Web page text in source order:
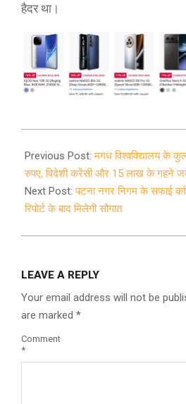
हैदर था।
11-
18
Previous Post:मगध विश्वविद्यालय के
रुपए, विदेशी करेंसी और 15 लाख के गहने
Next Post:पटना नगर निगम के सफाई
रिपोर्ट के बाद मिलेगी सौगात
LEAVE A REPLY
Your email address will not be
are marked *
Comment
*